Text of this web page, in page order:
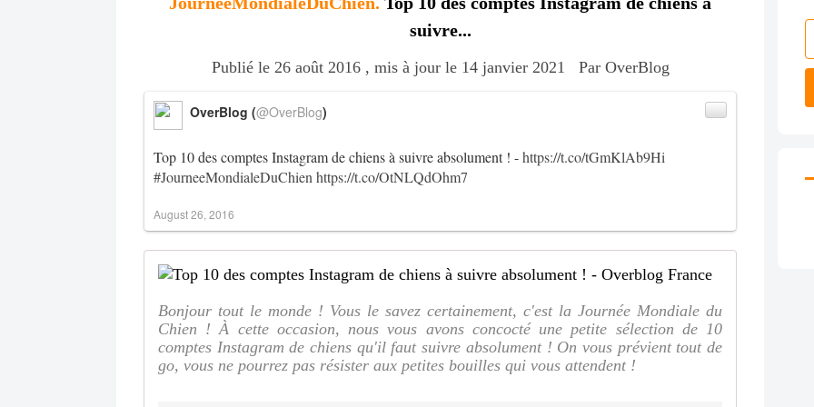
suivre...
Publié le 26 août 2016 , mis à jour le 14 janvier 2021 Par OverBlog
Top 10 des comptes Instagram de chiens à suivre absolument ! -https://t.co/tGmKlAb9Hi
#JourneeMondialeDuChien https://t.co/OtNLQdOhm7
OverBlog (@OverBlog)
August 26, 2016
Bonjour tout le monde ! Vous le savez certainement, c'est la Journée Mondiale du
Chien ! À cette occasion, nous vous avons concocté une petite sélection de 10
comptes Instagram de chiens qu'il faut suivre absolument ! On vous prévient tout de
go, vous ne pourrez pas résister aux petites bouilles qui vous attendent !